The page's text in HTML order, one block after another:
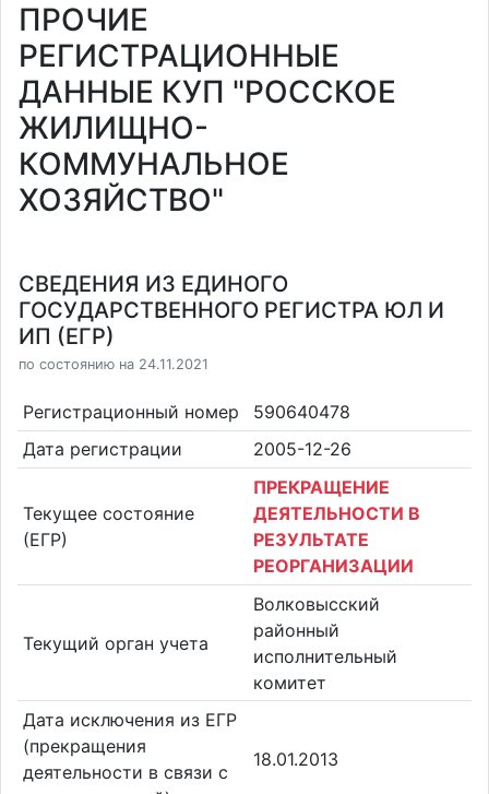
ПРОЧИЕ
РЕГИСТРАЦИОННЫЕ
ДАННЫЕ КУП "РОССКОЕ
ЖИЛИЩНО-
КОММУНАЛЬНОЕ
ХОЗЯЙСТВО"
СВЕДЕНИЯ ИЗ ЕДИНОГО
ГОСУДАРСТВЕННОГО РЕГИСТРА ЮЛ И
ИП (ЕГР)
по состоянию на 24.11.2021
Регистрационный номер
590640478
Дата регистрации
2005-12-26
Текущее состояние
(ЕГР)
ПРЕКРАЩЕНИЕ
ДЕЯТЕЛЬНОСТИ В
РЕЗУЛЬТАТЕ
РЕОРГАНИЗАЦИИ
Текущий орган учета
Волковысский
районный
исполнительный
комитет
Дата исключения из ЕГР
(прекращения
деятельности в связи с
18.01.2013